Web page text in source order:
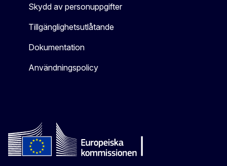
Skydd av personuppgifter
Tillgänglighetsutlåtande
Dokumentation
Användningspolicy